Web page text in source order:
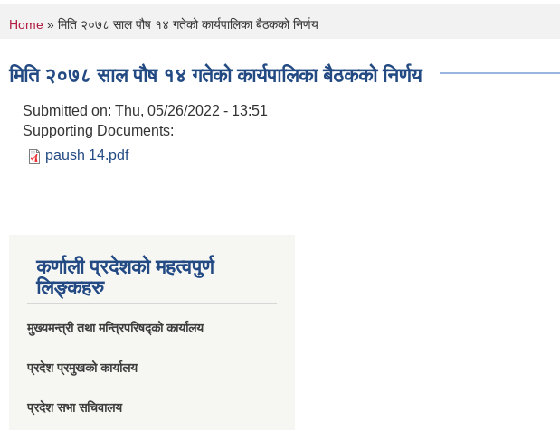
You are here
Home » मिति २०७८ साल पौष १४ गतेको कार्यपालिका बैठकको निर्णय
मिति २०७८ साल पौष १४ गतेको कार्यपालिका बैठकको निर्णय
Submitted on: Thu, 05/26/2022 - 13:51
Supporting Documents:
paush 14.pdf
कर्णाली प्रदेशको महत्वपुर्ण
लिङ्कहरु
मुख्यमन्त्री तथा मन्त्रिपरिषद्को कार्यालय
प्रदेश प्रमुखको कार्यालय
प्रदेश सभा सचिवालय